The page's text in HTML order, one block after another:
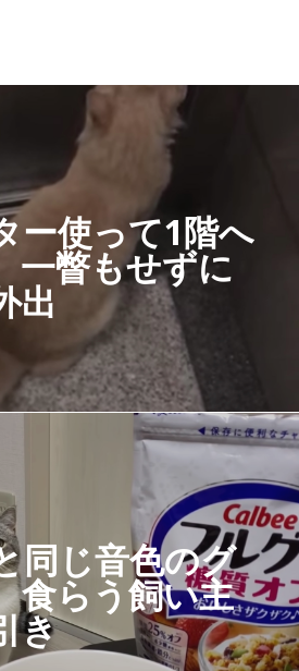
ー使って1階へ
一瞥もせずに
出
同じ音色のグ
食らう飼い主
き